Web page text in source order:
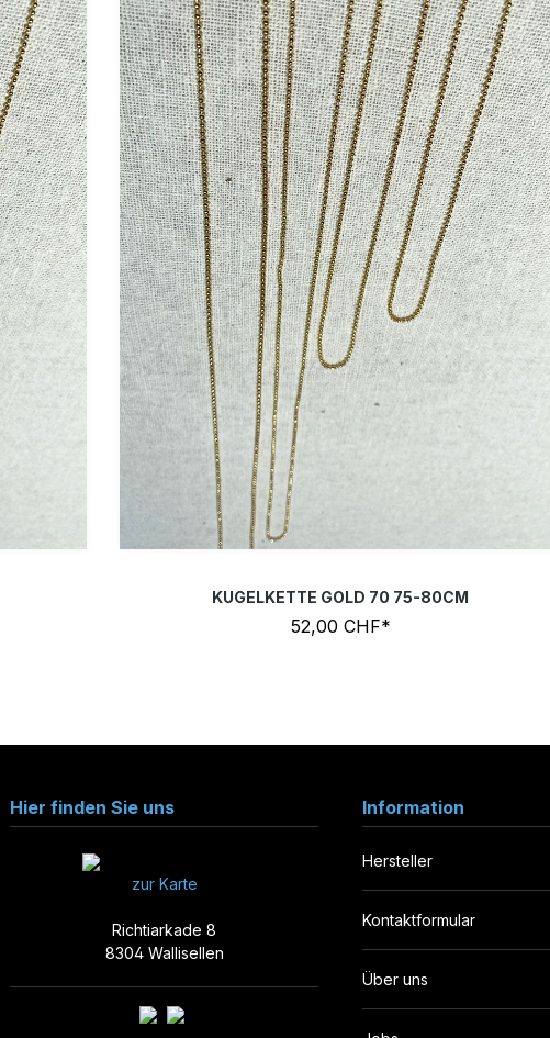
KUGELKETTE GOLD 70 75-80CM
52,00 CHF*
Hier finden Sie uns
zur Karte
Richtiarkade 8
8304 Wallisellen
Information
Hersteller
Kontaktformular
Über uns